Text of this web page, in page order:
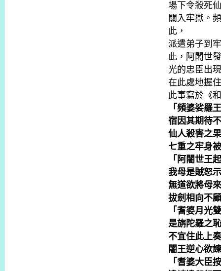
場下令殺死
關入牢獄。
此，
派遣弟子到
此，阿闍世
光的忠臣出
在此處地握
此事寫於《
「頻婆娑羅
宿因其期待
仙人殺害之
七重之牢身
「阿闍世王
我母是賊怒
無道欲將母
拔劍相向不
「耆婆月光
是旃陀羅之
不宜住此上
闍王逆心欲
「耆婆大臣